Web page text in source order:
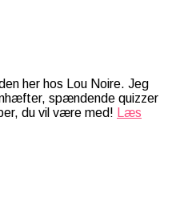
her hos Lou Noire. Jeg
spændende quizzer
du vil være med!
Læs